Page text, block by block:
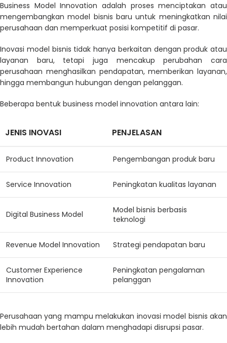
Business Model Innovation adalah proses menciptakan atau
mengembangkan model bisnis baru untuk meningkatkan nilai
perusahaan dan memperkuat posisi kompetitif di pasar.
Inovasi model bisnis tidak hanya berkaitan dengan produk atau
layanan baru, tetapi juga mencakup perubahan cara
perusahaan menghasilkan pendapatan, memberikan layanan,
hingga membangun hubungan dengan pelanggan.
Beberapa bentuk business model innovation antara lain:
JENIS INOVASI PENJELASAN
Product Innovation Pengembangan produk baru
Service Innovation Peningkatan kualitas layanan
Digital Business Model
Model bisnis berbasis
teknologi
Revenue Model Innovation Strategi pendapatan baru
Customer Experience
Innovation
Peningkatan pengalaman
pelanggan
Perusahaan yang mampu melakukan inovasi model bisnis akan
lebih mudah bertahan dalam menghadapi disrupsi pasar.